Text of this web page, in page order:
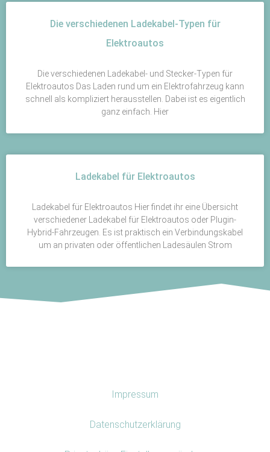
Die verschiedenen Ladekabel-Typen für
Elektroautos
Die verschiedenen Ladekabel- und Stecker-Typen für
Elektroautos Das Laden rund um ein Elektrofahrzeug kann
schnell als kompliziert herausstellen. Dabei ist es eigentlich
ganz einfach. Hier
Ladekabel für Elektroautos
Ladekabel für Elektroautos Hier findet ihr eine Übersicht
verschiedener Ladekabel für Elektroautos oder Plugin-
Hybrid-Fahrzeugen. Es ist praktisch ein Verbindungskabel
um an privaten oder öffentlichen Ladesäulen Strom
Impressum
Datenschutzerklärung